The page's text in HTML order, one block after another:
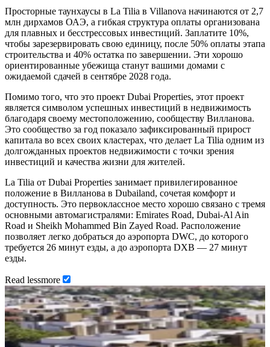
Просторные таунхаусы в La Tilia в Villanova начинаются от 2,7
млн дирхамов ОАЭ, а гибкая структура оплаты организована
для плавных и бесстрессовых инвестиций. Заплатите 10%,
чтобы зарезервировать свою единицу, после 50% оплаты этапа
строительства и 40% остатка по завершении. Эти хорошо
ориентированные убежища станут вашими домами с
ожидаемой сдачей в сентябре 2028 года.
Помимо того, что это проект Dubai Properties, этот проект
является символом успешных инвестиций в недвижимость
благодаря своему местоположению, сообществу Вилланова.
Это сообщество за год показало зафиксированный прирост
капитала во всех своих кластерах, что делает La Tilia одним из
долгожданных проектов недвижимости с точки зрения
инвестиций и качества жизни для жителей.
La Tilia от Dubai Properties занимает привилегированное
положение в Вилланова в Dubailand, сочетая комфорт и
доступность. Это первоклассное место хорошо связано с тремя
основными автомагистралями: Emirates Road, Dubai-Al Ain
Road и Sheikh Mohammed Bin Zayed Road. Расположение
позволяет легко добраться до аэропорта DWC, до которого
требуется 26 минут езды, а до аэропорта DXB — 27 минут
езды.
Read lessmore